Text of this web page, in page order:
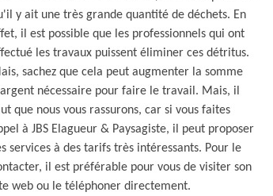
y ait une très grande quantité de déchets. En
il est possible que les professionnels qui ont
les travaux puissent éliminer ces détritus.
sachez que cela peut augmenter la somme
nécessaire pour faire le travail. Mais, il
que nous vous rassurons, car si vous faites
à JBS Elagueur & Paysagiste, il peut proposer
services à des tarifs très intéressants. Pour le
il est préférable pour vous de visiter son
web ou le téléphoner directement.